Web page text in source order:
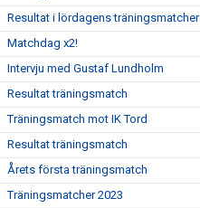
Resultat i lördagens träningsmatcher
Matchdag x2!
Intervju med Gustaf Lundholm
Resultat träningsmatch
Träningsmatch mot IK Tord
Resultat träningsmatch
Årets första träningsmatch
Träningsmatcher 2023